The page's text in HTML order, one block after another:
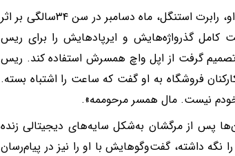
ریس به من گفت: «غم عجیب‌وغریبی داشتم». همسر او، رابرت استنگل، ماه دسامبر در سن ۳۴سالگی بر اثر
گذرواژه‌هایش و ایرپادهایش را برای ریس
گرفت از اپل واچ همسرش استفاده کند. ریس
فروشگاه به او گفت که ساعت را اشتباه بسته.
نیست. مال همسر مرحوممه».
پس از مرگشان به‌شکل سایه‌های دیجیتالی زنده
نگه داشته، گفت‌و‌گوهایش با او را نیز در پیام‌رسان